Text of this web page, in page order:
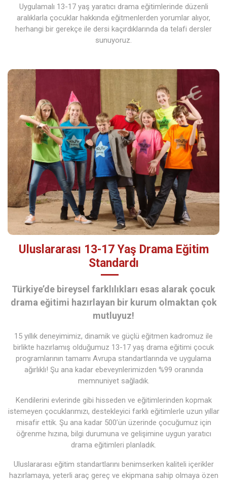
Uygulamalı 13-17 yaş yaratıcı drama eğitimlerinde düzenli
aralıklarla çocuklar hakkında eğitmenlerden yorumlar alıyor,
herhangi bir gerekçe ile dersi kaçırdıklarında da telafi dersler
sunuyoruz.
Uluslararası 13-17 Yaş Drama Eğitim
Standardı
Türkiye’de bireysel farklılıkları esas alarak çocuk
drama eğitimi hazırlayan bir kurum olmaktan çok
mutluyuz!
15 yıllık deneyimimiz, dinamik ve güçlü eğitmen kadromuz ile
birlikte hazırlamış olduğumuz 13-17 yaş drama eğitimi çocuk
programlarının tamamı Avrupa standartlarında ve uygulama
ağırlıklı! Şu ana kadar ebeveynlerimizden %99 oranında
memnuniyet sağladık.
Kendilerini evlerinde gibi hisseden ve eğitimlerinden kopmak
istemeyen çocuklarımızı, destekleyici farklı eğitimlerle uzun yıllar
misafir ettik. Şu ana kadar 500’ün üzerinde çocuğumuz için
öğrenme hızına, bilgi durumuna ve gelişimine uygun yaratıcı
drama eğitimleri planladık.
Uluslararası eğitim standartlarını benimserken kaliteli içerikler
hazırlamaya, yeterli araç gereç ve ekipmana sahip olmaya özen